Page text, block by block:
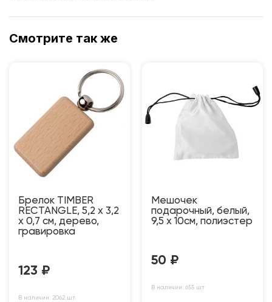
Смотрите так же
Брелок TIMBER
RECTANGLE, 5,2 x 3,2
x 0,7 см, дерево,
гравировка
123 ₽
В наличии: 2062 шт
Мешочек
подарочный, белый,
9,5 х 10см, полиэстер
50 ₽
В наличии: 655 шт